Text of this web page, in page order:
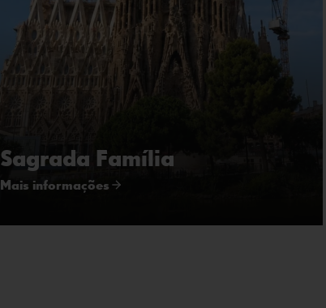
Sagrada Família
Mais informações